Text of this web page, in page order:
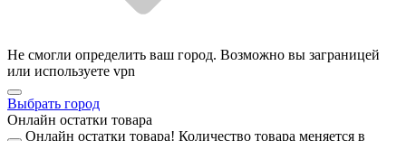
Не смогли определить ваш город. Возможно вы заграницей
или используете vpn
Выбрать город
Онлайн остатки товара
Онлайн остатки товара! Количество товара меняется в